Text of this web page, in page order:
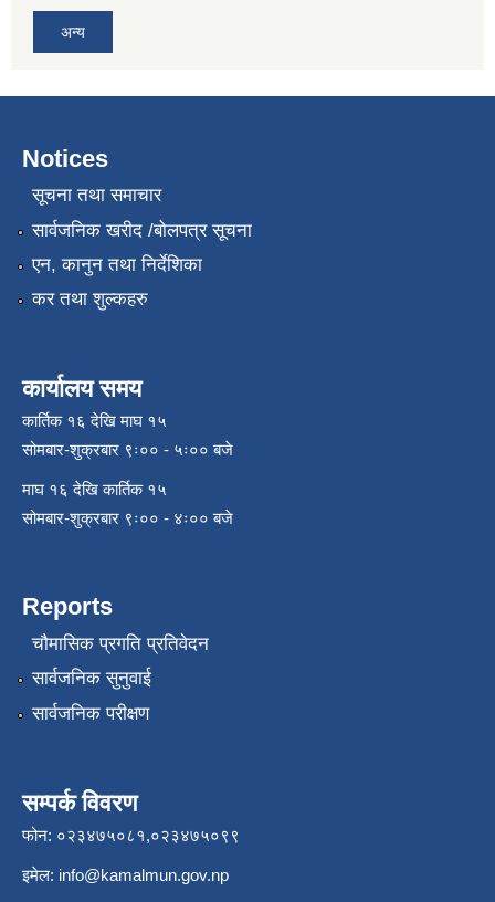
अन्य
Notices
सूचना तथा समाचार
सार्वजनिक खरीद /बोलपत्र सूचना
एन, कानुन तथा निर्देशिका
कर तथा शुल्कहरु
कार्यालय समय
कार्तिक १६ देखि माघ १५
सोमबार-शुक्रबार ९ः०० - ५ः०० बजे
माघ १६ देखि कार्तिक १५
सोमबार-शुक्रबार ९ः०० - ४ः०० बजे
Reports
चौमासिक प्रगति प्रतिवेदन
सार्वजनिक सुनुवाई
सार्वजनिक परीक्षण
सम्पर्क विवरण
फोन: ०२३४७५०८१,०२३४७५०९९
इमेल: info@kamalmun.gov.np